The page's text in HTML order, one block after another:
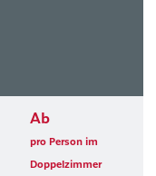
Ab
pro Person im
Doppelzimmer